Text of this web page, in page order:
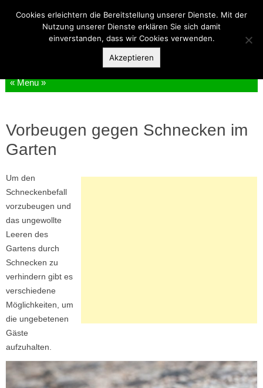
Schnecken im Garten
Schneckenplage – Schneckenbekämpfung – Tipps zum Schutz vor Schnecken
Vorbeugen gegen Schnecken im
Garten
Um den
Schneckenbefall
vorzubeugen und
das ungewollte
Leeren des
Gartens durch
Schnecken zu
verhindern gibt es
verschiedene
Möglichkeiten, um
die ungebetenen
Gäste
aufzuhalten.
Cookies erleichtern die Bereitstellung unserer Dienste. Mit der
Nutzung unserer Dienste erklären Sie sich damit
einverstanden, dass wir Cookies verwenden.
Akzeptieren